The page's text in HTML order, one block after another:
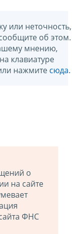
или неточность,
об этом.
мнению,
клавиатуре
нажмите сюда.
о
на сайте
ФНС